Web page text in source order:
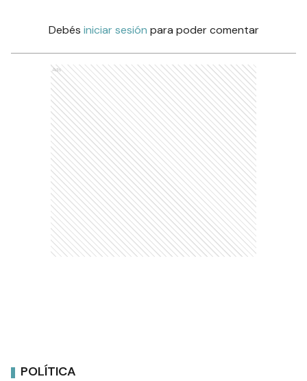
Debés iniciar sesión para poder comentar
Ads
POLÍTICA